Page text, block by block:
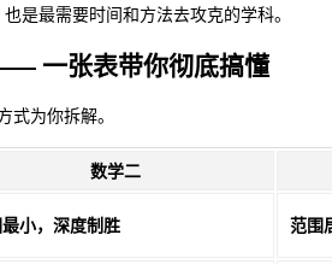
是最需要时间和方法去攻克的学科。
一张表带你彻底搞懂
为你拆解。
数学二
小，深度制胜 范围